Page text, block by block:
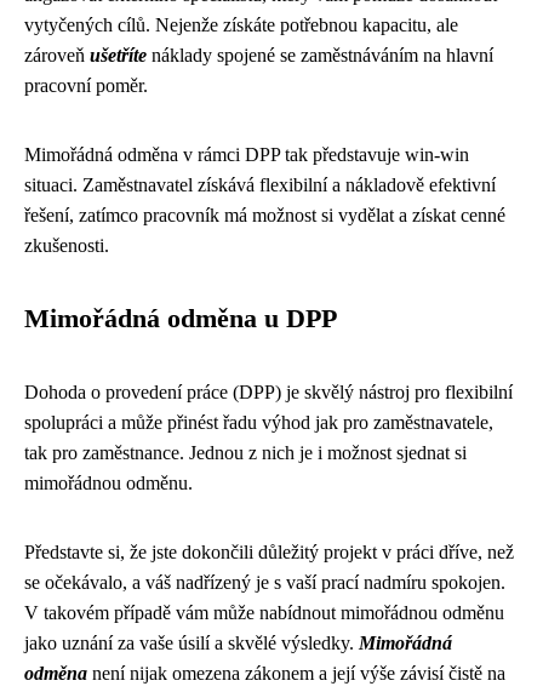
vytyčených cílů. Nejenže získáte potřebnou kapacitu, ale
zároveň ušetříte náklady spojené se zaměstnáváním na hlavní
pracovní poměr.
Mimořádná odměna v rámci DPP tak představuje win-win
situaci. Zaměstnavatel získává flexibilní a nákladově efektivní
řešení, zatímco pracovník má možnost si vydělat a získat cenné
zkušenosti.
Mimořádná odměna u DPP
Dohoda o provedení práce (DPP) je skvělý nástroj pro flexibilní
spolupráci a může přinést řadu výhod jak pro zaměstnavatele,
tak pro zaměstnance. Jednou z nich je i možnost sjednat si
mimořádnou odměnu.
Představte si, že jste dokončili důležitý projekt v práci dříve, než
se očekávalo, a váš nadřízený je s vaší prací nadmíru spokojen.
V takovém případě vám může nabídnout mimořádnou odměnu
jako uznání za vaše úsilí a skvělé výsledky. Mimořádná
odměna není nijak omezena zákonem a její výše závisí čistě na